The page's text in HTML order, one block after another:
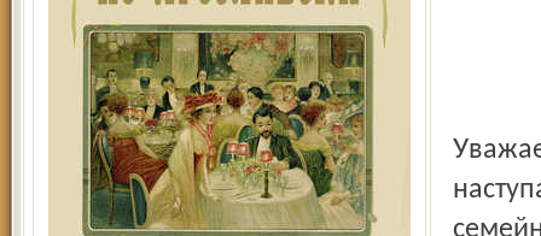
Уважаемые друзья и коллеги, поздравляем вас с